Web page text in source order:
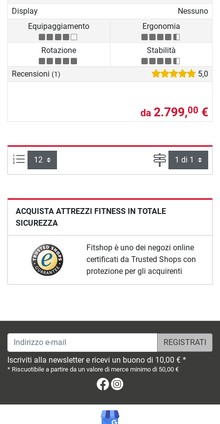
Display
Nessuno
Equipaggiamento
Ergonomia
Rotazione Stabilità
Recensioni (1) 5,0
da 2.799,00 €
Articoli per pagina: Pagina
ACQUISTA ATTREZZI FITNESS IN TOTALE
SICUREZZA
Fitshop è uno dei negozi online
certificati da Trusted Shops con
protezione per gli acquirenti
Indirizzo e-mail
Iscriviti alla newsletter e ricevi un buono di 10,00 € *
* Riscuotibile a partire da un valore di merce minimo di 50,00 €
Facebook